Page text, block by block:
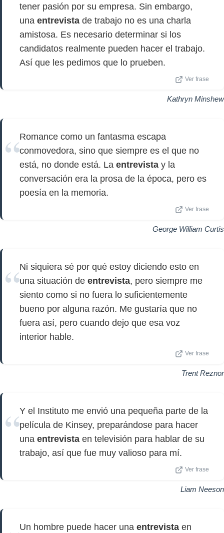
tener pasión por su empresa. Sin embargo,
una entrevista de trabajo no es una charla
amistosa. Es necesario determinar si los
candidatos realmente pueden hacer el trabajo.
Así que les pedimos que lo prueben.
Ver frase
Kathryn Minshew
Romance como un fantasma escapa
conmovedora, sino que siempre es el que no
está, no donde está. La entrevista y la
conversación era la prosa de la época, pero es
poesía en la memoria.
Ver frase
George William Curtis
Ni siquiera sé por qué estoy diciendo esto en
una situación de entrevista, pero siempre me
siento como si no fuera lo suficientemente
bueno por alguna razón. Me gustaría que no
fuera así, pero cuando dejo que esa voz
interior hable.
Ver frase
Trent Reznor
Y el Instituto me envió una pequeña parte de la
película de Kinsey, preparándose para hacer
una entrevista en televisión para hablar de su
trabajo, así que fue muy valioso para mí.
Ver frase
Liam Neeson
Un hombre puede hacer una entrevista en